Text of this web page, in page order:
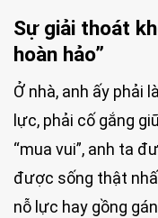
Sự giải thoát
hoàn hảo”
Ở nhà, anh ấy phải
lực, phải cố gắng
“mua vui”, anh ta
được sống thật
nỗ lực hay gồng